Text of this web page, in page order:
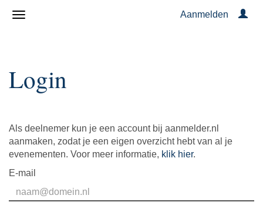
Aanmelden
Login
Als deelnemer kun je een account bij aanmelder.nl
aanmaken, zodat je een eigen overzicht hebt van al je
evenementen. Voor meer informatie, klik hier.
E-mail